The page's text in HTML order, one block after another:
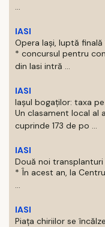
...
IASI
Opera Iași, luptă
* concursul pentru
din Iasi intră ...
IASI
Iașul bogaților: taxa
Un clasament local al
cuprinde 173 de po ...
IASI
Două noi transplanturi
* În acest an, la
...
IASI
Piața chiriilor se